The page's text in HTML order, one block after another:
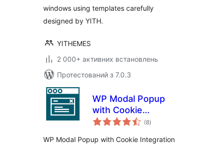
windows using templates carefully
designed by YITH.
YITHEMES
2 000+ активних встановлень
Протестований з 7.0.3
WP Modal Popup
with Cookie
Integration
(8загальний
рейтинг
)
WP Modal Popup with Cookie Integration